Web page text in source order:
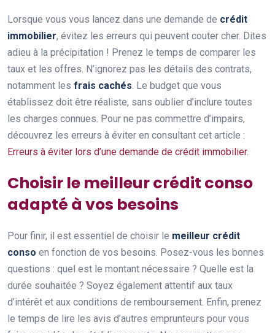
Lorsque vous vous lancez dans une demande de crédit
immobilier, évitez les erreurs qui peuvent couter cher. Dites
adieu à la précipitation ! Prenez le temps de comparer les
taux et les offres. N’ignorez pas les détails des contrats,
notamment les frais cachés. Le budget que vous
établissez doit être réaliste, sans oublier d’inclure toutes
les charges connues. Pour ne pas commettre d’impairs,
découvrez les erreurs à éviter en consultant cet article :
Erreurs à éviter lors d’une demande de crédit immobilier.
Choisir le meilleur crédit conso
adapté à vos besoins
Pour finir, il est essentiel de choisir le meilleur crédit
conso en fonction de vos besoins. Posez-vous les bonnes
questions : quel est le montant nécessaire ? Quelle est la
durée souhaitée ? Soyez également attentif aux taux
d’intérêt et aux conditions de remboursement. Enfin, prenez
le temps de lire les avis d’autres emprunteurs pour vous